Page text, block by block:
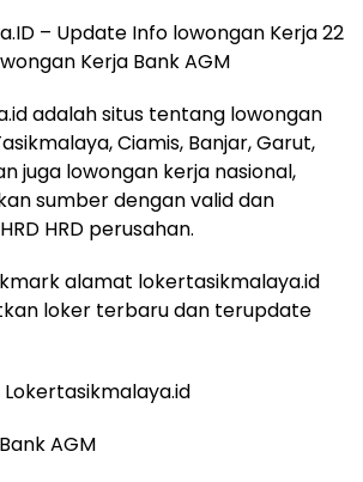
– Update Info lowongan Kerja 22
Kerja Bank AGM
adalah situs tentang lowongan
Ciamis, Banjar, Garut,
juga lowongan kerja nasional,
sumber dengan valid dan
HRD perusahan.
alamat lokertasikmalaya.id
loker terbaru dan terupdate
AGM